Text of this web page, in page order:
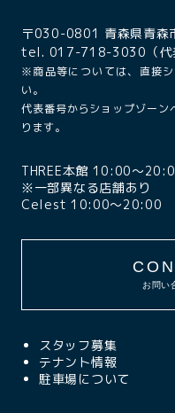
〒030-0801 青森県青森
tel. 017-718-3030（代
※商品等については、直接
い。
代表番号からショップゾーン
ります。
THREE本館 10:00〜
※一部異なる店舗あり
Celest 10:00〜20:00
お問い
スタッフ募集
テナント情報
駐車場について